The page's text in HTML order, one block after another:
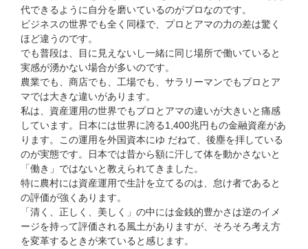
代できるように自分を磨いているのがプロなのです。
ビジネスの世界でも全く同様で、プロとアマの力の差は驚く
ほど違うのです。
でも普段は、目に見えないし一緒に同じ場所で働いていると
実感が湧かない場合が多いのです。
農業でも、商店でも、工場でも、サラリーマンでもプロとア
マでは大きな違いがあります。
私は、資産運用の世界でもプロとアマの違いが大きいと痛感
しています。日本には世界に誇る1,400兆円もの金融資産があ
ります。この運用を外国資本にゆ だねて、後塵を拝している
のが実態です。日本では昔から額に汗して体を動かさないと
「働き」ではないと教えられてきました。
特に農村には資産運用で生計を立てるのは、怠け者であると
の評価が強くあります。
「清く、正しく、美しく」の中には金銭的豊かさは逆のイメ
ージを持って評価される風土がありますが、そろそろ考え方
を変革するときが来ていると感じます。